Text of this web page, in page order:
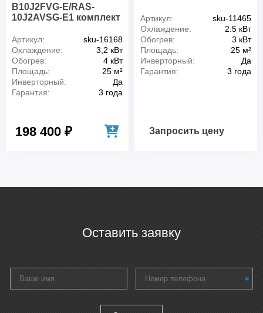
B10J2FVG-E/RAS-
10J2AVSG-E1 комплект
Артикул:
sku-16168
Охлаждение:
3,2 кВт
Обогрев:
4 кВт
Площадь:
25 м²
Инверторный:
Да
Гарантия:
3 года
198 400 ₽
Артикул:
sku-11465
Охлаждение:
2.5 кВт
Обогрев:
3 кВт
Площадь:
25 м²
Инверторный:
Да
Гарантия:
3 года
Запросить цену
Оставить заявку